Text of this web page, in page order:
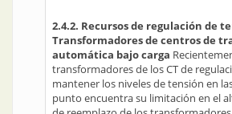
2.4.2. Recursos de regulación de
Transformadores de centros de
automática bajo carga
transformadores de los CT de
mantener los niveles de tensión en
punto encuentra su limitación en el